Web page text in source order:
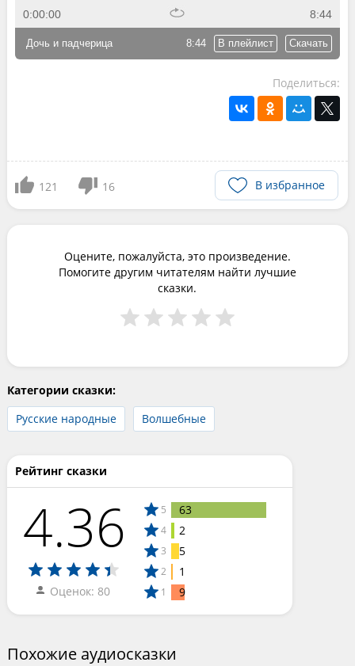
0:00:00 8:44
8:44 В плейлист Скачать
Дочь и падчерица
Поделиться:
121 16 В избранное
Оцените, пожалуйста, это произведение.
Помогите другим читателям найти лучшие
сказки.
Категории сказки:
Русские народные
Волшебные
Рейтинг сказки
4.36
Оценок: 80
5 63
4 2
3 5
2 1
1 9
Похожие аудиосказки